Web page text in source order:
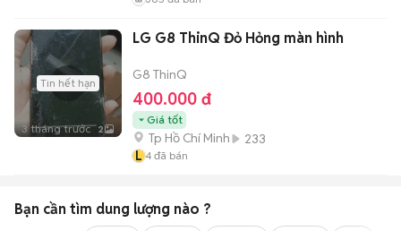
Tin hết hạn
3 tháng trước 2
LG G8 ThinQ Đỏ Hỏng màn hình
G8 ThinQ
400.000 đ
Giá tốt
Tp Hồ Chí Minh
233
L 4 đã bán
Bạn cần tìm dung lượng nào ?